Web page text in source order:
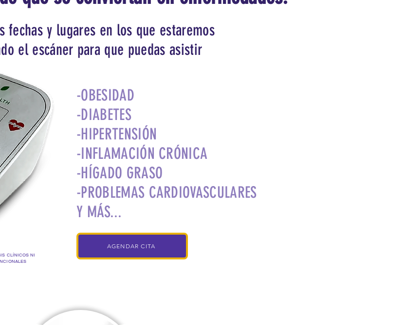
fechas y lugares en los que estaremos
el escáner para que puedas asistir
CLÍNICOS NI
-OBESIDAD
-DIABETES
-HIPERTENSIÓN
-INFLAMACIÓN CRÓNICA
-HÍGADO GRASO
-PROBLEMAS CARDIOVASCULARES
Y MÁS...
AGENDAR CITA